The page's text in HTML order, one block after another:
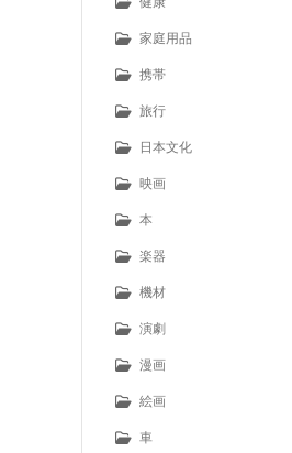
家庭用品
携帯
旅行
日本文化
映画
本
楽器
機材
演劇
漫画
絵画
車